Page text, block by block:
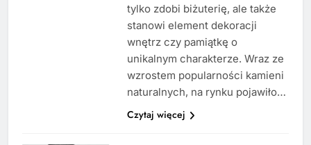
tylko zdobi biżuterię, ale także
stanowi element dekoracji
wnętrz czy pamiątkę o
unikalnym charakterze. Wraz ze
wzrostem popularności kamieni
naturalnych, na rynku pojawiło…
Czytaj więcej